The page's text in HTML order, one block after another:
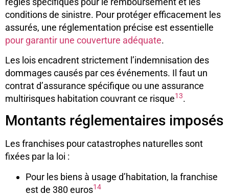
conditions de sinistre. Pour protéger efficacement les
assurés, une réglementation précise est essentielle
pour garantir une couverture adéquate.
Les lois encadrent strictement l’indemnisation des
dommages causés par ces événements. Il faut un
contrat d’assurance spécifique ou une assurance
multirisques habitation couvrant ce risque13.
Montants réglementaires imposés
Les franchises pour catastrophes naturelles sont
fixées par la loi :
Pour les biens à usage d’habitation, la franchise
est de 380 euros14